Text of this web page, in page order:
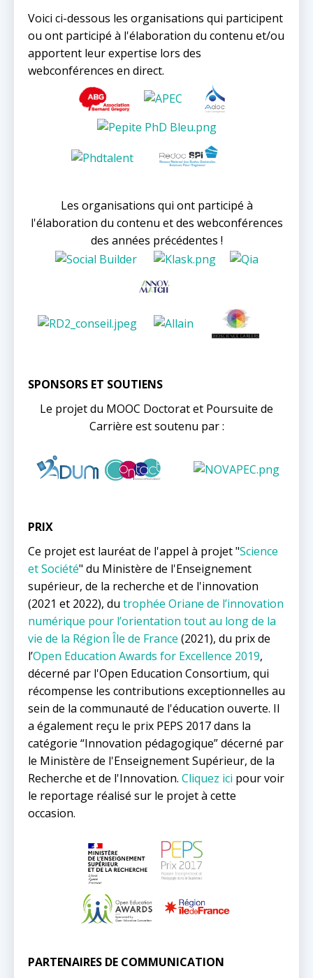
Voici ci-dessous les organisations qui participent
ou ont participé à l'élaboration du contenu et/ou
apportent leur expertise lors des
webconférences en direct.
Les organisations qui ont participé à
l'élaboration du contenu et des webconférences
des années précédentes !
SPONSORS ET SOUTIENS
Le projet du MOOC Doctorat et Poursuite de
Carrière est soutenu par :
PRIX
Ce projet est lauréat de l'appel à projet "Science
et Société" du Ministère de l'Enseignement
supérieur, de la recherche et de l'innovation
(2021 et 2022), du trophée Oriane de l’innovation
numérique pour l’orientation tout au long de la
vie de la Région Île de France (2021), du prix de
l’Open Education Awards for Excellence 2019,
décerné par l'Open Education Consortium, qui
récompense les contributions exceptionnelles au
sein de la communauté de l'éducation ouverte. Il
a également reçu le prix PEPS 2017 dans la
catégorie “Innovation pédagogique” décerné par
le Ministère de l'Enseignement Supérieur, de la
Recherche et de l'Innovation. Cliquez ici pour voir
le reportage réalisé sur le projet à cette
occasion.
PARTENAIRES DE COMMUNICATION